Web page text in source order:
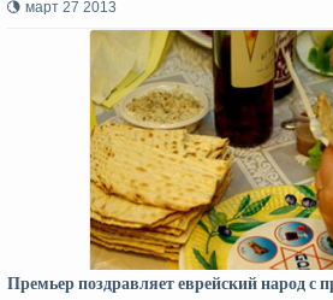
март 27 2013
Премьер поздравляет еврейский народ с